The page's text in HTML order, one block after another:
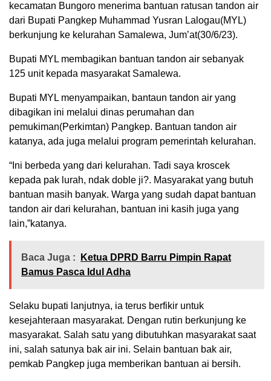
kecamatan Bungoro menerima bantuan ratusan tandon air
dari Bupati Pangkep Muhammad Yusran Lalogau(MYL)
berkunjung ke kelurahan Samalewa, Jum’at(30/6/23).
Bupati MYL membagikan bantuan tandon air sebanyak
125 unit kepada masyarakat Samalewa.
Bupati MYL menyampaikan, bantaun tandon air yang
dibagikan ini melalui dinas perumahan dan
pemukiman(Perkimtan) Pangkep. Bantuan tandon air
katanya, ada juga melalui program pemerintah kelurahan.
“Ini berbeda yang dari kelurahan. Tadi saya kroscek
kepada pak lurah, ndak doble ji?. Masyarakat yang butuh
bantuan masih banyak. Warga yang sudah dapat bantuan
tandon air dari kelurahan, bantuan ini kasih juga yang
lain,”katanya.
Baca Juga :
Ketua DPRD Barru Pimpin Rapat
Bamus Pasca Idul Adha
Selaku bupati lanjutnya, ia terus berfikir untuk
kesejahteraan masyarakat. Dengan rutin berkunjung ke
masyarakat. Salah satu yang dibutuhkan masyarakat saat
ini, salah satunya bak air ini. Selain bantuan bak air,
pemkab Pangkep juga memberikan bantuan ai bersih.